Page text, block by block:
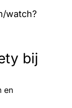
watch?
bij
en